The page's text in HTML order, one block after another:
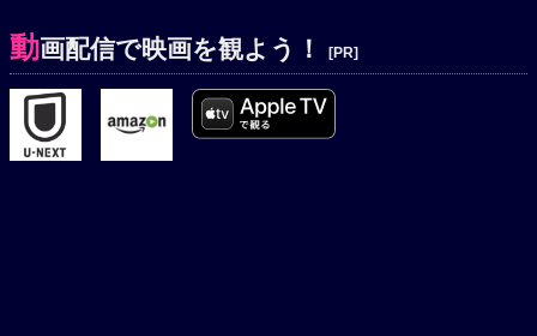
動画配信で映画を観よう！ [PR]